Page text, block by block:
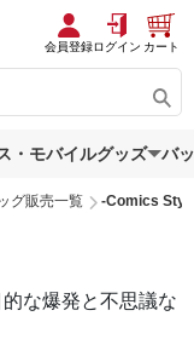
会員登録ログイン カート
・モバイルグッズ バ
グ販売一覧 -Comics
な爆発と不思議な